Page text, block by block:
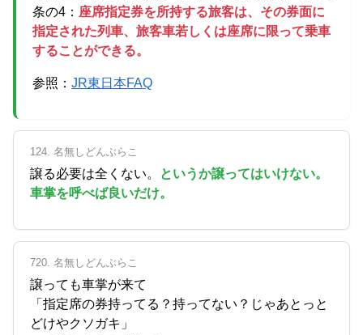
条の4： 座席指定券を所持する旅客は、その券面に
指定された列車、旅客車若しくは座席に限って乗車
することができる。
参照： JR東日本FAQ
124. 名無しどんぶらこ
譲る必要は全くない。
というか譲ってはいけない。
車掌を呼べば良いだけ。
720. 名無しどんぶらこ
譲っても車掌が来て
「指定席の券持ってる？持ってない？じゃあとっと
どけやクソガキ」